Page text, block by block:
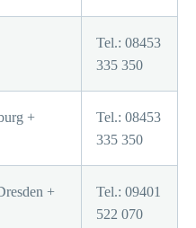
Tel.: 08453
335 350
+
Tel.: 08453
335 350
+
Tel.: 09401
522 070